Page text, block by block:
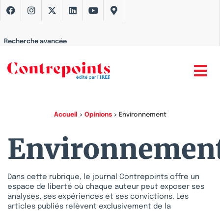
Recherche avancée
Accueil > Opinions> Environnement
Dans cette rubrique, le journal Contrepoints offre un
espace de liberté où chaque auteur peut exposer ses
analyses, ses expériences et ses convictions. Les
articles publiés relèvent exclusivement de la